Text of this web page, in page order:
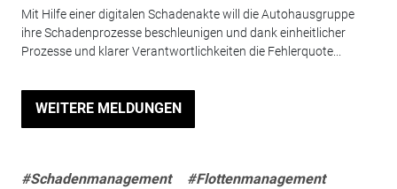
Mit Hilfe einer digitalen Schadenakte will die Autohausgruppe
ihre Schadenprozesse beschleunigen und dank einheitlicher
Prozesse und klarer Verantwortlichkeiten die Fehlerquote...
WEITERE MELDUNGEN
#Schadenmanagement
#Flottenmanagement